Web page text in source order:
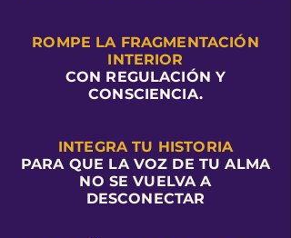
ROMPE LA FRAGMENTACIÓN
INTERIOR
CON REGULACIÓN Y
CONSCIENCIA.
INTEGRA TU HISTORIA
PARA QUE LA VOZ DE TU ALMA
NO SE VUELVA A
DESCONECTAR